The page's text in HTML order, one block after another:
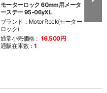
モーターロック 60mm用メータ
ーステー 95-06yXL
ブランド：Motor Rock(モーター
ロック)
通常小売価格： 16,500円
通販在庫数：1
ブラ